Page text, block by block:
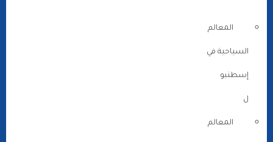
المعالم
السياحية في
إسطنبو
ل
المعالم